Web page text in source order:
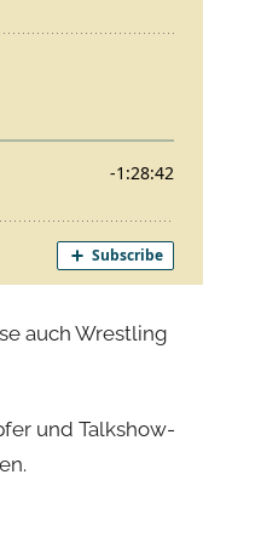
auch Wrestling
und Talkshow-